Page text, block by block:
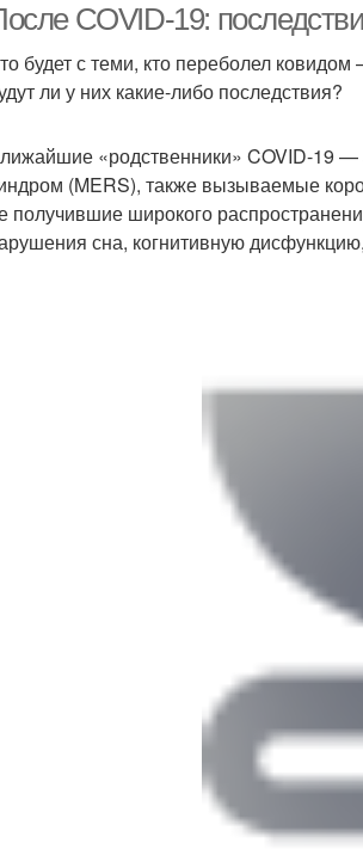
COVID-19:
будет с теми, кто переболел
ли у них какие-либо последствия?
«родственники» COVID-19
(MERS), также вызываемые
получившие широкого
сна, когнитивную